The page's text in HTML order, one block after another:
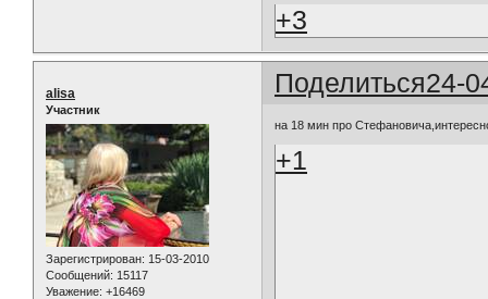
+3
Поделиться24-
alisa
Участник
Зарегистрирован: 15-03-2010
Сообщений: 15117
Уважение: +16469
на 18 мин про
+1